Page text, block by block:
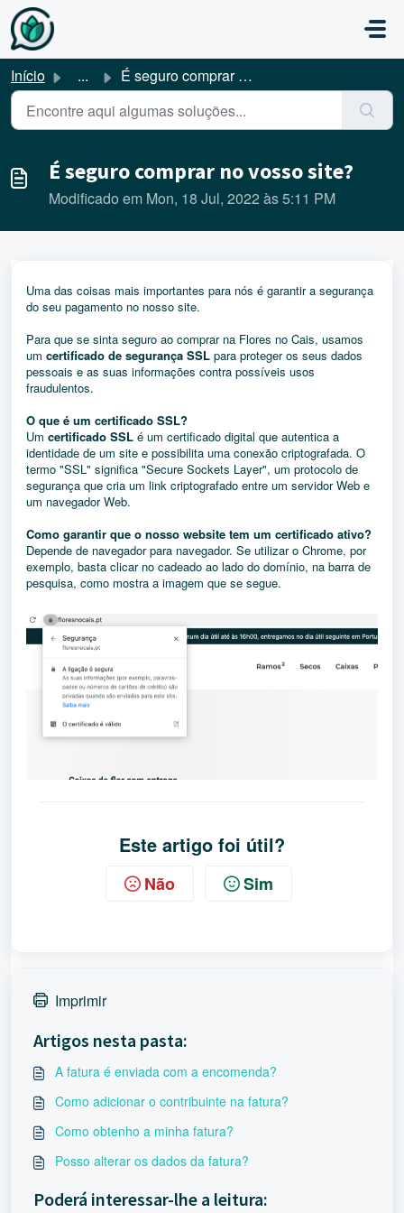
Avançar para o conteúdo principal
Início ... É seguro comprar no vosso site?
É seguro comprar no vosso site?
Modificado em Mon, 18 Jul, 2022 às 5:11 PM
Uma das coisas mais importantes para nós é garantir a segurança
do seu pagamento no nosso site.
Para que se sinta seguro ao comprar na Flores no Cais, usamos
um certificado de segurança SSL para proteger os seus dados
pessoais e as suas informações contra possíveis usos
fraudulentos.
O que é um certificado SSL?
Um certificado SSL é um certificado digital que autentica a
identidade de um site e possibilita uma conexão criptografada. O
termo "SSL" significa "Secure Sockets Layer", um protocolo de
segurança que cria um link criptografado entre um servidor Web e
um navegador Web.
Como garantir que o nosso website tem um certificado ativo?
Depende de navegador para navegador. Se utilizar o Chrome, por
exemplo, basta clicar no cadeado ao lado do domínio, na barra de
pesquisa, como mostra a imagem que se segue.
Este artigo foi útil?
Não Sim
Imprimir
Artigos nesta pasta:
A fatura é enviada com a encomenda?
Como adicionar o contribuinte na fatura?
Como obtenho a minha fatura?
Posso alterar os dados da fatura?
Poderá interessar-lhe a leitura: